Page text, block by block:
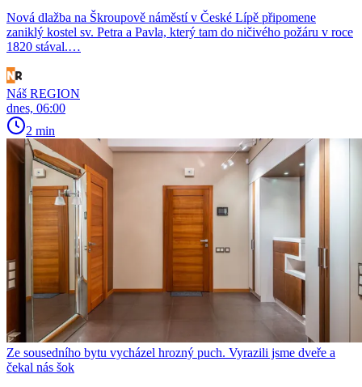
Nová dlažba na Škroupově náměstí v České Lípě připomene
zaniklý kostel sv. Petra a Pavla, který tam do ničivého požáru v roce
1820 stával.…
Náš REGION
dnes, 06:00
2 min
Ze sousedního bytu vycházel hrozný puch. Vyrazili jsme dveře a
čekal nás šok